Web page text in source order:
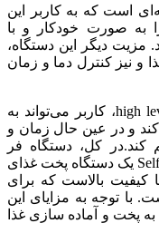
است که به کاربر این
به صورت خودکار و با
مزیت دیگر این دستگاه،
و نیز کنترل دما و زمان
همچنین با استفاده از فناوری high level control، کاربر می‌تواند به
و در عین حال زمان و
کل، دستگاه فر
رشنال بیست سینی Self Cooking Center 201 یک دستگاه پخت غذای
کیفیت بالاست که برای
با توجه به مزایای این
پخت و آماده سازی غذا